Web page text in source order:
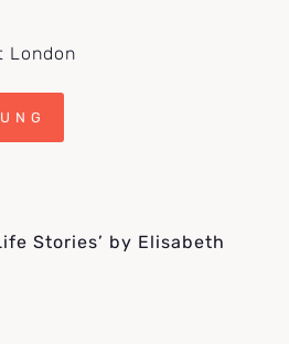
London
Stories’ by Elisabeth